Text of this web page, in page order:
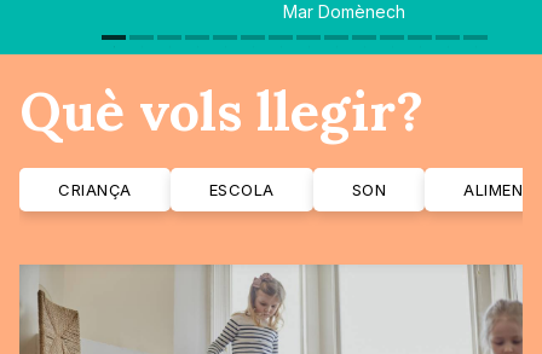
Mar Domènech
Què vols llegir?
CRIANÇA ESCOLA SON